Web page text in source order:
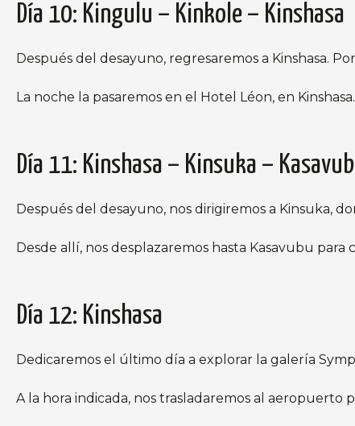
Día 10: Kingulu – Kinkole – Kinshasa
Después del desayuno, regresaremos a Kinshasa.
La noche la pasaremos en el Hotel Léon, en Kinshasa.
Día 11: Kinshasa – Kinsuka –
Después del desayuno, nos dirigiremos a Kinsuka,
Desde allí, nos desplazaremos hasta Kasavubu
Día 12: Kinshasa
Dedicaremos el último día a explorar la galería
A la hora indicada, nos trasladaremos al aeropuerto